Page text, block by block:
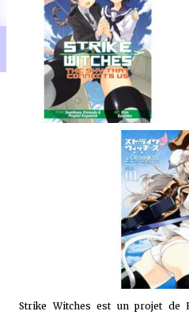
🐈‍⬛ En tant que Partenaire
remplissant les conditions
Strike Witches est un projet de